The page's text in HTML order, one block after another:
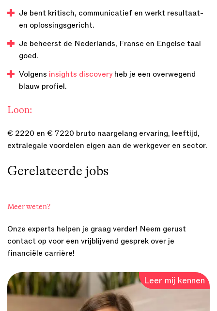
Je bent kritisch, communicatief en werkt resultaat-
en oplossingsgericht.
Je beheerst de Nederlands, Franse en Engelse taal
goed.
Volgens insights discoveryheb je een overwegend
blauw profiel.
Loon:
€ 2220 en € 7220 bruto naargelang ervaring, leeftijd,
extralegale voordelen eigen aan de werkgever en sector.
Gerelateerde jobs
Meer weten?
Onze experts helpen je graag verder! Neem gerust
contact op voor een vrijblijvend gesprek over je
financiële carrière!
Leer mij kennen